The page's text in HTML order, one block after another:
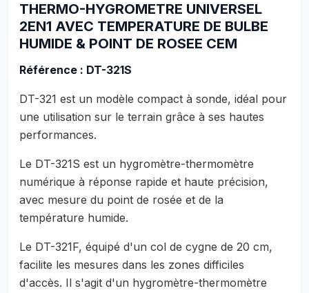
THERMO-HYGROMETRE UNIVERSEL
2EN1 AVEC TEMPERATURE DE BULBE
HUMIDE & POINT DE ROSEE CEM
Référence : DT-321S
DT-321 est un modèle compact à sonde, idéal pour
une utilisation sur le terrain grâce à ses hautes
performances.
Le DT-321S est un hygromètre-thermomètre
numérique à réponse rapide et haute précision,
avec mesure du point de rosée et de la
température humide.
Le DT-321F, équipé d'un col de cygne de 20 cm,
facilite les mesures dans les zones difficiles
d'accès. Il s'agit d'un hygromètre-thermomètre